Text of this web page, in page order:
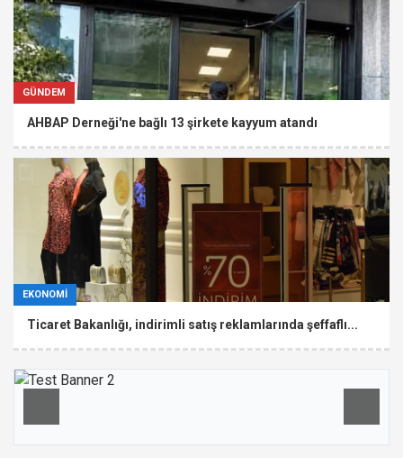
GÜNDEM
AHBAP Derneği'ne bağlı 13 şirkete kayyum atandı
EKONOMİ
Ticaret Bakanlığı, indirimli satış reklamlarında şeffaflı...